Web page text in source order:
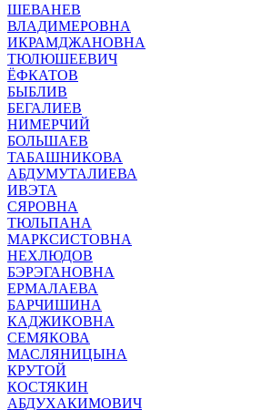
ШЕВАНЕВ
ВЛАДИМЕРОВНА
ИКРАМДЖАНОВНА
ТЮЛЮШЕЕВИЧ
ЁФКАТОВ
БЫБЛИВ
БЕГАЛИЕВ
НИМЕРЧИЙ
БОЛЬШАЕВ
ТАБАШНИКОВА
АБДУМУТАЛИЕВА
ИВЭТА
СЯРОВНА
ТЮЛЬПАНА
МАРКСИСТОВНА
НЕХЛЮДОВ
БЭРЭГАНОВНА
ЕРМАЛАЕВА
БАРЧИШИНА
КАДЖИКОВНА
СЕМЯКОВА
МАСЛЯНИЦЫНА
КРУТОЙ
КОСТЯКИН
АБДУХАКИМОВИЧ